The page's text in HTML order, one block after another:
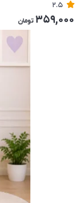
2.5
359,000 تومان